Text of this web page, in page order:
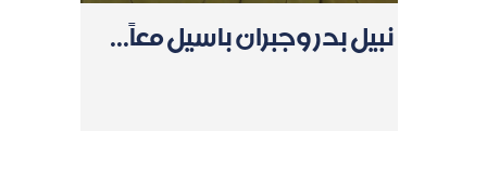
نبيل بدر وجبران باسيل معاً...